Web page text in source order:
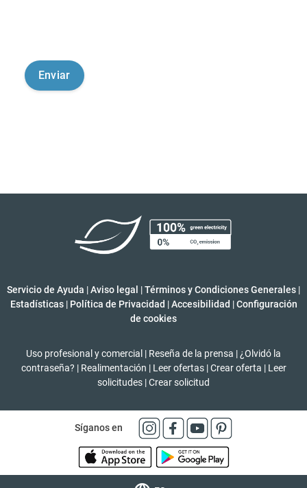
Servicio de Ayuda |Aviso legal |Términos y Condiciones Generales |
Estadísticas | Política de Privacidad | Accesibilidad | Configuración
de cookies
Uso profesional y comercial | Reseña de la prensa | ¿Olvidó la
contraseña? | Realimentación | Leer ofertas | Crear oferta | Leer
solicitudes |Crear solicitud
Síganos en